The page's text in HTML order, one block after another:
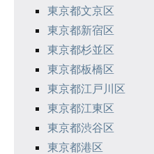
東京都文京区
東京都新宿区
東京都杉並区
東京都板橋区
東京都江戸川区
東京都江東区
東京都渋谷区
東京都港区